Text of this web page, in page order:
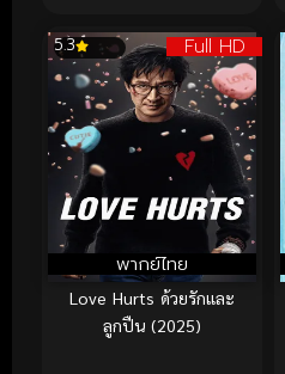
Full HD
พากย์ไทย
5.3
Love Hurts ด้วยรักและ
ลูกปืน (2025)